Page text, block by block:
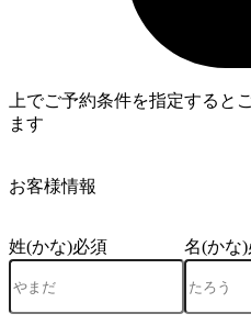
上でご予約条件を指定すると
ます
お客様情報
姓(かな)必須 名(かな)